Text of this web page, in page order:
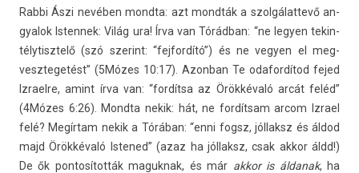
Rabbi Ászi nevében mondta: azt mondták a szol­gálat­tevő an­
gyalok Is­tennek: Világ ura! Írva van Tórádban: “ne legy­en tekin­
télytisztelő (szó szerint: “fej­fordító”) és ne vegy­en el meg­
vesztegetést” (5Mózes 10:17). Azon­ban Te odafor­dítod fejed
Iz­rael­re, amint írva van: “fordítsa az Örökkévaló arcát feléd”
(4Mózes 6:26). Mondta nekik: hát, ne fordítsam arcom Iz­rael
felé? Megírtam nekik a Tórában: “enni fogsz, jól­laksz és áldod
majd Örökkévaló Is­tened” (azaz ha jól­laksz, csak akkor áldd!)
De ők pon­tosítot­ták maguk­nak, és már akkor is áldanak, ha